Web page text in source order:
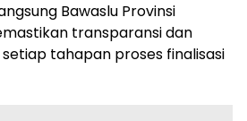
Bawaslu Provinsi
transparansi dan
tahapan proses finalisasi